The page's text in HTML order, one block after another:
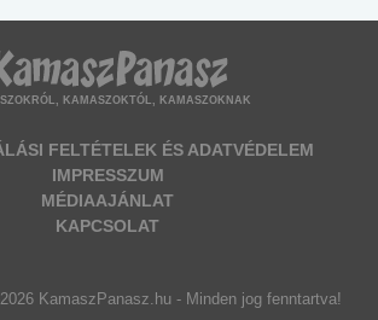
KAMASZOKTÓL, KAMASZOKNAK
FELTÉTELEK ÉS ADATVÉDELEM
IMPRESSZUM
MÉDIAAJÁNLAT
KAPCSOLAT
KamaszPanasz.hu - Minden jog fenntartva!